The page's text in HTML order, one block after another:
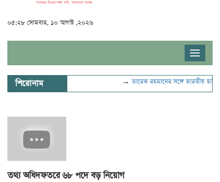
০৫:২৮ সোমবার, ১০ আগস্ট ,২০২৬
Toggle
শিরোনাম তারেক রহমানের সঙ্গে ভারতীয়
তথ্য অধিদফতরে ৬৮ পদে বড় নিয়োগ